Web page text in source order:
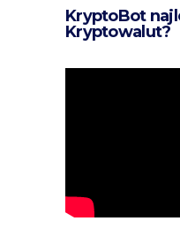
KryptoBot
Kryptowalut?